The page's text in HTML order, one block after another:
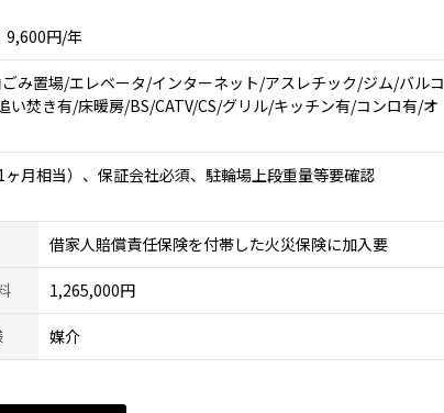
9,600円/年
み置場/エレベータ/インターネット/アスレチック/ジム/バルコ
焚き有/床暖房/BS/CATV/CS/グリル/キッチン有/コンロ有/オ
月相当）、保証会社必須、駐輪場上段重量等要確認
借家人賠償責任保険を付帯した火災保険に加入要
1,265,000円
媒介